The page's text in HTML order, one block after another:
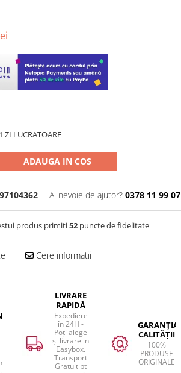
1 ZI LUCRATOARE
ADAUGA IN COS
Ai nevoie de ajutor? 0378 11 99 07
produs primiti52 puncte de fidelitate
Cere informatii
LIVRARE
RAPIDĂ
Expediere
în 24H -
Poți alege
și livrare in
Easybox.
Transport
Gratuit pt
GARANȚIA
CALITĂȚII
100%
PRODUSE
ORIGINALE